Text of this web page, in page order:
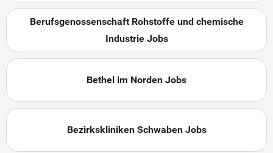
Berufsgenossenschaft Rohstoffe und chemische
Industrie Jobs
Bethel im Norden Jobs
Bezirkskliniken Schwaben Jobs